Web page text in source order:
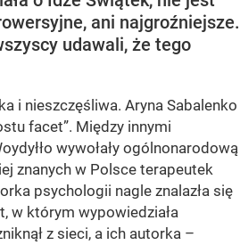
ani najgroźniejsze.
udawali, że tego
i nieszczęśliwa. Aryna Sabalenko
facet”. Między innymi
wywołały ogólnonarodową
znanych w Polsce terapeutek
psychologii nagle znalazła się
w którym wypowiedziała
z sieci, a ich autorka –